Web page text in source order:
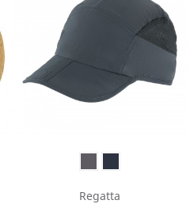
Regatta